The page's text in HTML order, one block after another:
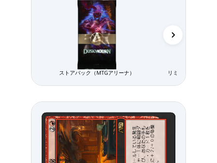
ストアパック（MTGアリーナ） リミテッド用パッ